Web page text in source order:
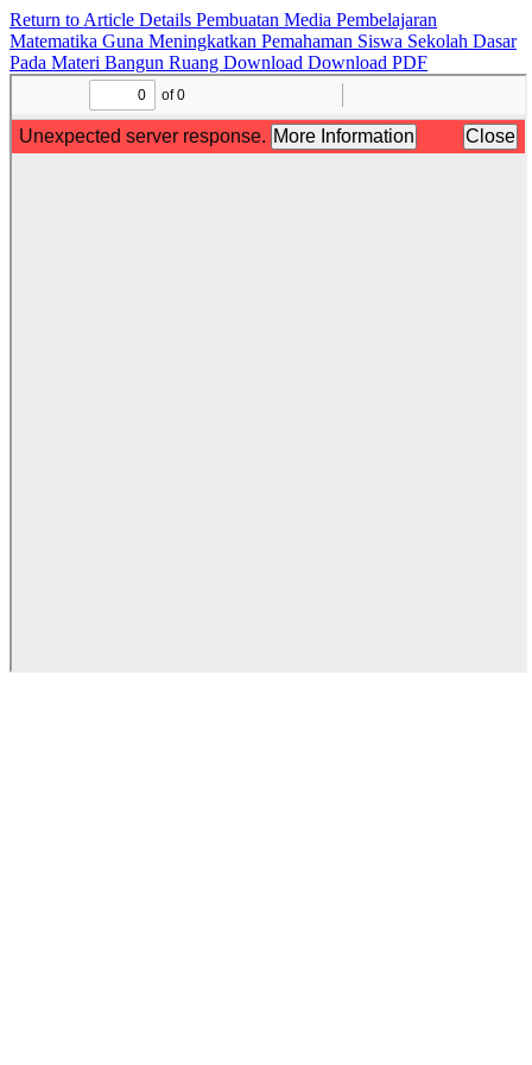
Return to Article Details Pembuatan Media Pembelajaran
Matematika Guna Meningkatkan Pemahaman Siswa Sekolah Dasar
Pada Materi Bangun Ruang Download Download PDF